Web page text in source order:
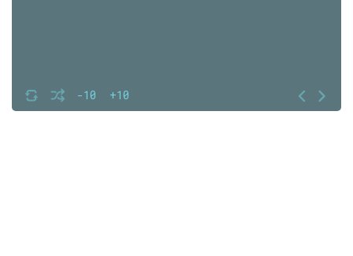
-10 +10